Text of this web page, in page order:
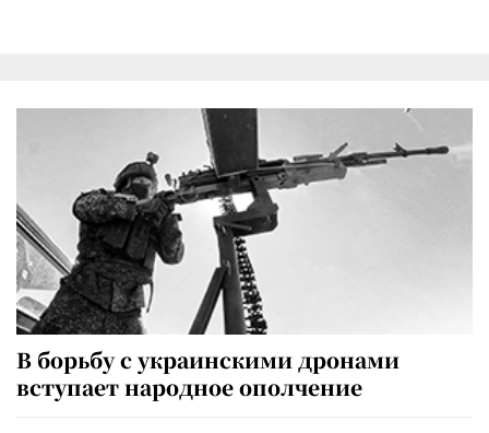
В борьбу с украинскими дронами
вступает народное ополчение